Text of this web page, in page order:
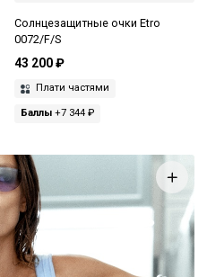
Солнцезащитные очки Etro
0072/F/S
43 200 ₽
Плати частями
Баллы+7 344 ₽